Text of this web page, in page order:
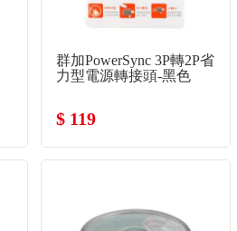
群加PowerSync 3P轉2P省
力型電源轉接頭-黑色
$ 119